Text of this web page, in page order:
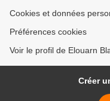
Cookies et données
Préférences cookies
Voir le profil de Elouarn
Créer